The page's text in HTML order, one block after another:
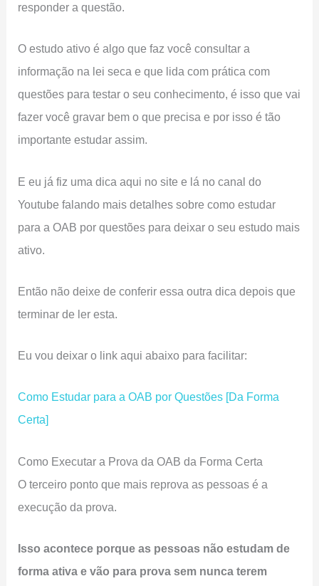
responder a questão.
O estudo ativo é algo que faz você consultar a
informação na lei seca e que lida com prática com
questões para testar o seu conhecimento, é isso que vai
fazer você gravar bem o que precisa e por isso é tão
importante estudar assim.
E eu já fiz uma dica aqui no site e lá no canal do
Youtube falando mais detalhes sobre como estudar
para a OAB por questões para deixar o seu estudo mais
ativo.
Então não deixe de conferir essa outra dica depois que
terminar de ler esta.
Eu vou deixar o link aqui abaixo para facilitar:
Como Estudar para a OAB por Questões [Da Forma
Certa]
Como Executar a Prova da OAB da Forma Certa
O terceiro ponto que mais reprova as pessoas é a
execução da prova.
Isso acontece porque as pessoas não estudam de
forma ativa e vão para prova sem nunca terem